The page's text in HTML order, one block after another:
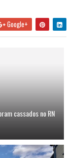
Google+
cassados no RN